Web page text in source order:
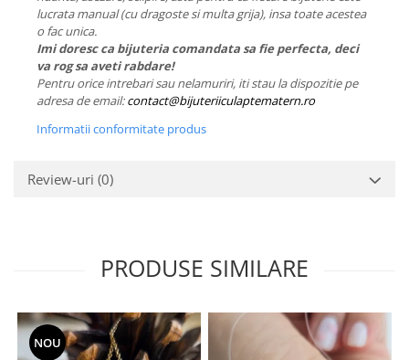
lucrata manual (cu dragoste si multa grija), insa toate acestea
o fac unica.
Imi doresc ca bijuteria comandata sa fie perfecta, deci
va rog sa aveti rabdare!
Pentru orice intrebari sau nelamuriri, iti stau la dispozitie pe
adresa de email:contact@bijuteriiculaptematern.ro
Informatii conformitate produs
Review-uri (0)
PRODUSE SIMILARE
NOU